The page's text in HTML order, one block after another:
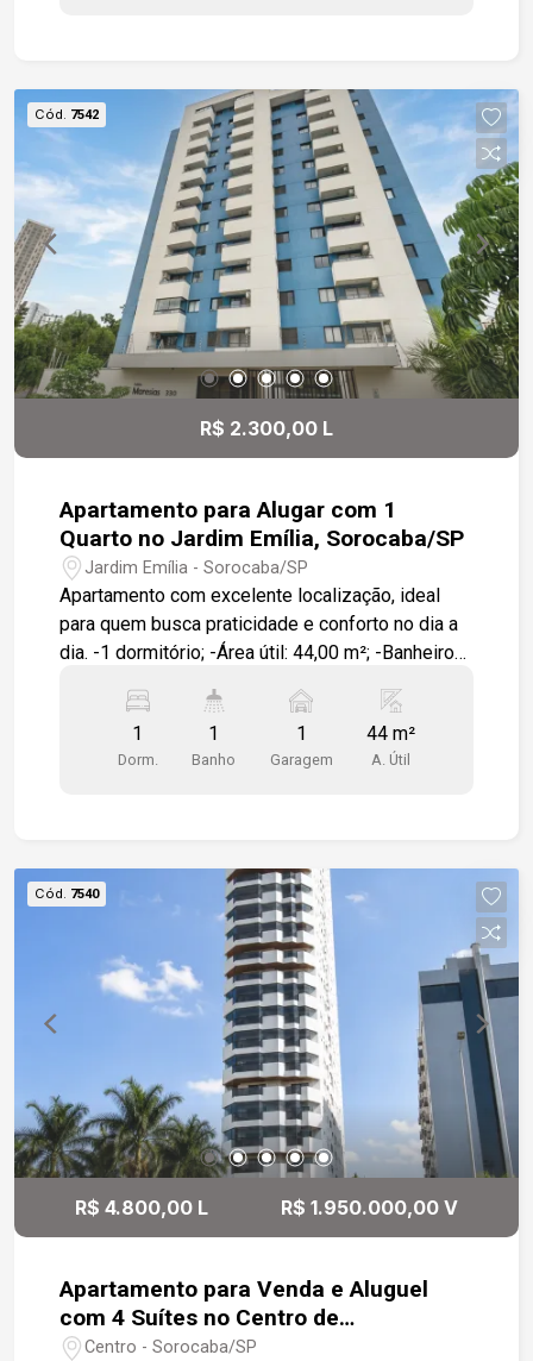
Cód. 7542
R$ 2.300,00 L
Apartamento para Alugar com 1
Quarto no Jardim Emília, Sorocaba/SP
Jardim Emília - Sorocaba/SP
Apartamento com excelente localização, ideal
para quem busca praticidade e conforto no dia a
dia. -1 dormitório; -Área útil: 44,00 m²; -Banheiro
Banheiro com móveis planejados; -Geladeira na
cozinha; -1 vaga de garagem. Localização: -
Próximo ao BOS; -Próximo à Faculdade de
Sorocaba, com fácil acesso a serviços, educação
e lazer.
1
Dorm.
1
Banho
1
Garagem
44 m²
A. Útil
Cód. 7540
R$ 4.800,00 L R$ 1.950.000,00 V
Apartamento para Venda e Aluguel
com 4 Suítes no Centro de
Sorocaba/SP
Centro - Sorocaba/SP